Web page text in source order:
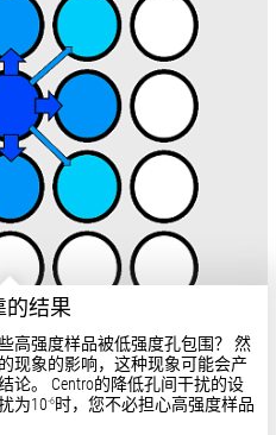
结果
高强度样品被低强度孔包围？ 然
现象的影响，这种现象可能会产
论。 Centro的降低孔间干扰的设
为10-6时，您不必担心高强度样品